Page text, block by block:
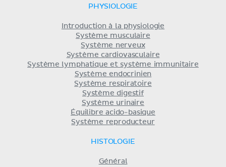
PHYSIOLOGIE
Introduction à la physiologie
Système musculaire
Système nerveux
Système cardiovasculaire
Système lymphatique et système immunitaire
Système endocrinien
Système respiratoire
Système digestif
Système urinaire
Équilibre acido-basique
Système reproducteur
HISTOLOGIE
Général